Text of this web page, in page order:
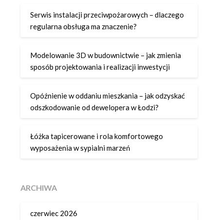
Serwis instalacji przeciwpożarowych – dlaczego
regularna obsługa ma znaczenie?
Modelowanie 3D w budownictwie – jak zmienia
sposób projektowania i realizacji inwestycji
Opóźnienie w oddaniu mieszkania – jak odzyskać
odszkodowanie od dewelopera w Łodzi?
Łóżka tapicerowane i rola komfortowego
wyposażenia w sypialni marzeń
ARCHIWA
czerwiec 2026